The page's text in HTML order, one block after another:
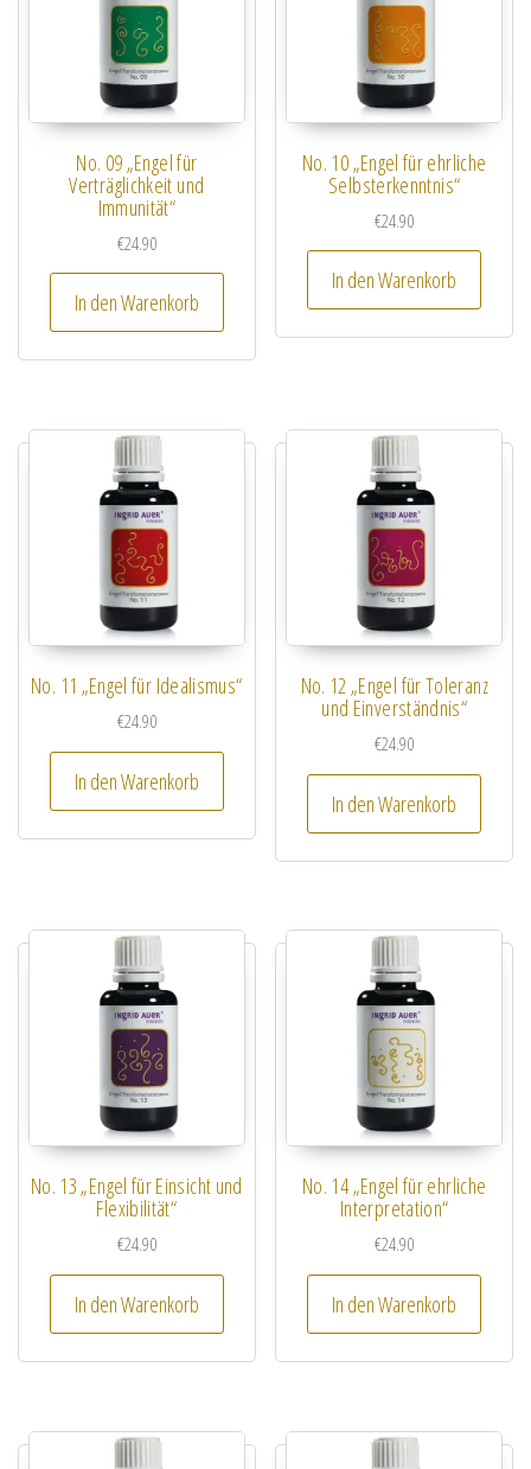
No. 09 „Engel für
Verträglichkeit und
Immunität“
€24.90
In den Warenkorb
No. 10 „Engel für ehrliche
Selbsterkenntnis“
€24.90
In den Warenkorb
No. 11 „Engel für Idealismus“
€24.90
In den Warenkorb
No. 12 „Engel für Toleranz
und Einverständnis“
€24.90
In den Warenkorb
No. 13 „Engel für Einsicht und
Flexibilität“
€24.90
In den Warenkorb
No. 14 „Engel für ehrliche
Interpretation“
€24.90
In den Warenkorb